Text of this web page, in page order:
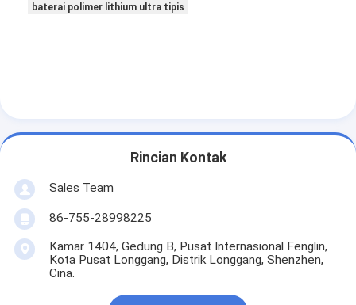
baterai polimer lithium ultra tipis
Rincian Kontak
Sales Team
86-755-28998225
Kamar 1404, Gedung B, Pusat Internasional Fenglin,
Kota Pusat Longgang, Distrik Longgang, Shenzhen,
Cina.